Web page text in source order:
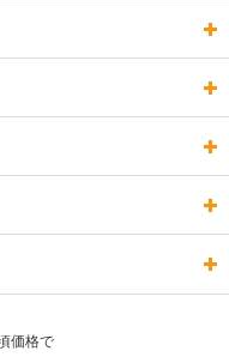
価格で